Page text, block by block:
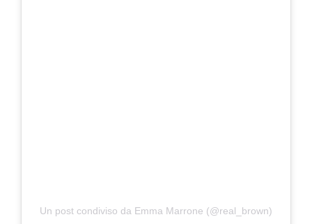
Un post condiviso da Emma Marrone (@real_brown)